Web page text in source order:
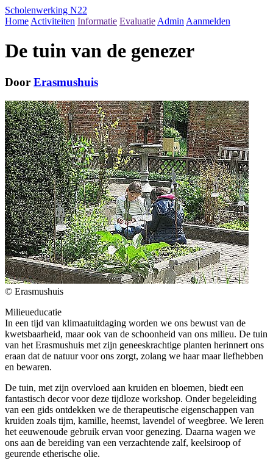
Scholenwerking N22
Home Activiteiten Informatie Evaluatie Admin Aanmelden
De tuin van de genezer
Door Erasmushuis
© Erasmushuis
Milieueducatie
In een tijd van klimaatuitdaging worden we ons bewust van de
kwetsbaarheid, maar ook van de schoonheid van ons milieu. De tuin
van het Erasmushuis met zijn geneeskrachtige planten herinnert ons
eraan dat de natuur voor ons zorgt, zolang we haar maar liefhebben
en bewaren.
De tuin, met zijn overvloed aan kruiden en bloemen, biedt een
fantastisch decor voor deze tijdloze workshop. Onder begeleiding
van een gids ontdekken we de therapeutische eigenschappen van
kruiden zoals tijm, kamille, heemst, lavendel of weegbree. We leren
het eeuwenoude gebruik ervan voor genezing. Daarna wagen we
ons aan de bereiding van een verzachtende zalf, keelsiroop of
geurende etherische olie.